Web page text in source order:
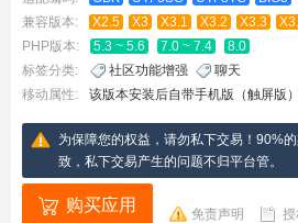
兼容版本:
X2.5 X3 X3.1 X3.2 X3.3
PHP版本:
5.3 ~ 5.6 7.0 ~ 7.4
8.0
标签分类:
社区功能增强
聊天
移动属性:
该版本安装后自带手机版（触屏版）
为保障您的权益，请勿私下交易！90%
致，私下交易产生的问题不归平台管。
购买应用 免责声明 授